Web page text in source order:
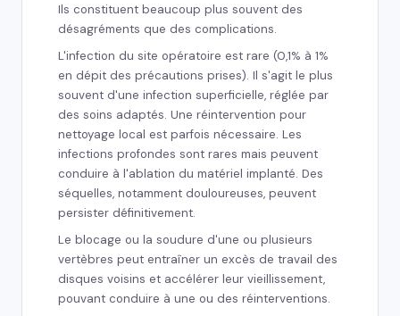
Ils constituent beaucoup plus souvent des
désagréments que des complications.
L'infection du site opératoire est rare (0,1% à 1%
en dépit des précautions prises). Il s'agit le plus
souvent d'une infection superficielle, réglée par
des soins adaptés. Une réintervention pour
nettoyage local est parfois nécessaire. Les
infections profondes sont rares mais peuvent
conduire à l'ablation du matériel implanté. Des
séquelles, notamment douloureuses, peuvent
persister définitivement.
Le blocage ou la soudure d'une ou plusieurs
vertèbres peut entraîner un excès de travail des
disques voisins et accélérer leur vieillissement,
pouvant conduire à une ou des réinterventions.